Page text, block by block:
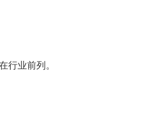
行业前列。